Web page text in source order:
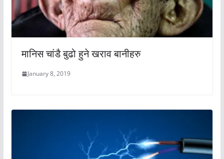
मानिस चांडै बुढो हुने खराव बानीहरु
January 8, 2019